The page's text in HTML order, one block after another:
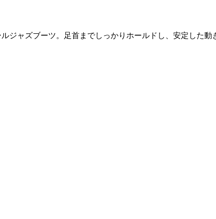
ジャズブーツ。足首までしっかりホールドし、安定した動